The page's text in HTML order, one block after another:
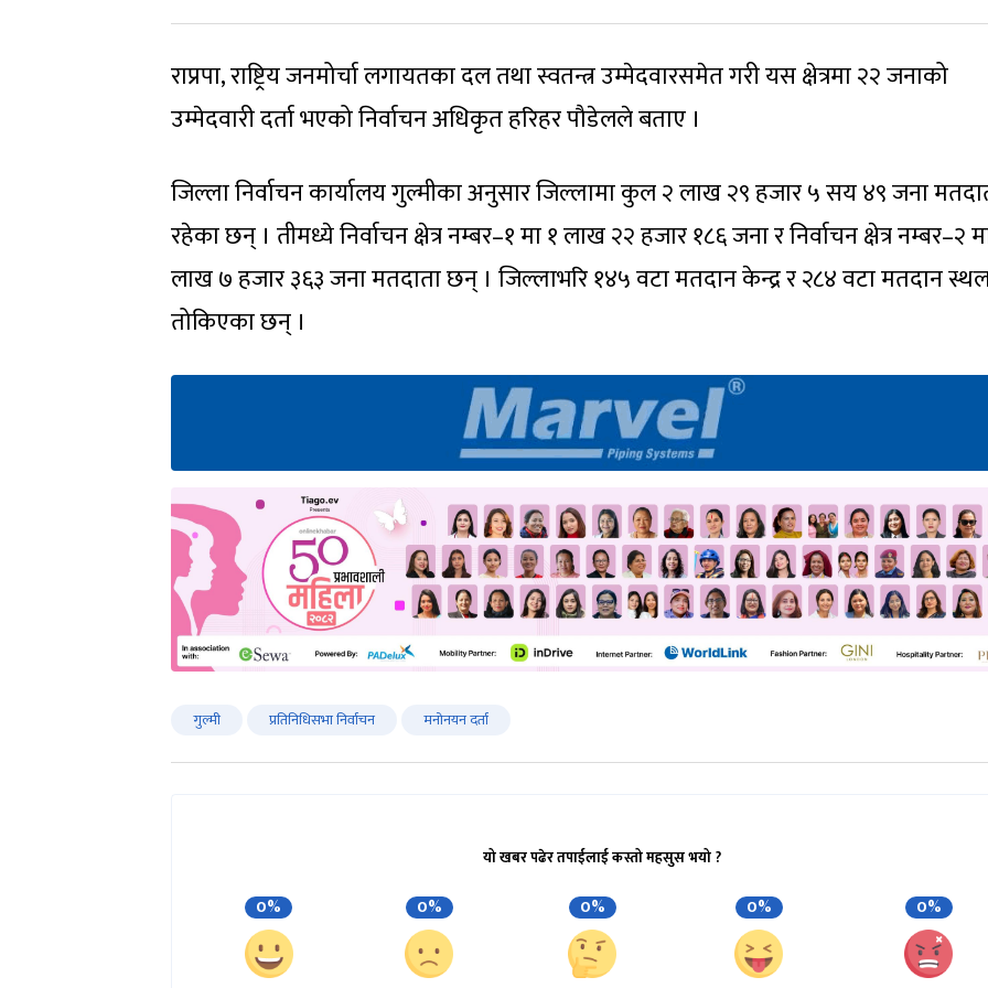
राप्रपा, राष्ट्रिय जनमोर्चा लगायतका दल तथा स्वतन्त्र उम्मेदवारसमेत गरी यस क्षेत्रमा २२ जनाको
उम्मेदवारी दर्ता भएको निर्वाचन अधिकृत हरिहर पौडेलले बताए ।
जिल्ला निर्वाचन कार्यालय गुल्मीका अनुसार जिल्लामा कुल २ लाख २९ हजार ५ सय ४९ जना
रहेका छन् । तीमध्ये निर्वाचन क्षेत्र नम्बर–१ मा १ लाख २२ हजार १८६ जना र निर्वाचन क्षेत्र नम्बर–२
लाख ७ हजार ३६३ जना मतदाता छन् । जिल्लाभरि १४५ वटा मतदान केन्द्र र २८४ वटा मतदान
तोकिएका छन् ।
गुल्मी प्रतिनिधिसभा निर्वाचन मनोनयन दर्ता
यो खबर पढेर तपाईलाई कस्तो महसुस भयो ?
0% 0% 0% 0% 0%